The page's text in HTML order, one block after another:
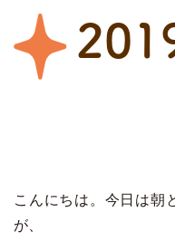
こんにちは。今日は朝
が、